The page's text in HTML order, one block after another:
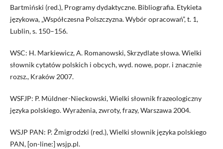
Bartmiński (red.), Programy dydaktyczne. Bibliografia. Etykieta
językowa, „Współczesna Polszczyzna. Wybór opracowań”, t. 1,
Lublin, s. 150–156.
WSC: H. Markiewicz, A. Romanowski, Skrzydlate słowa. Wielki
słownik cytatów polskich i obcych, wyd. nowe, popr. i znacznie
rozsz., Kraków 2007.
WSFJP: P. Müldner-Nieckowski, Wielki słownik frazeologiczny
języka polskiego. Wyrażenia, zwroty, frazy, Warszawa 2004.
WSJP PAN: P. Żmigrodzki (red.), Wielki słownik języka polskiego
PAN, [on-line:] wsjp.pl.